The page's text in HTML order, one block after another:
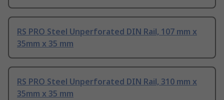
RS PRO Steel Unperforated DIN Rail, 107 mm x
35mm x 35 mm
RS PRO Steel Unperforated DIN Rail, 310 mm x
35mm x 35 mm